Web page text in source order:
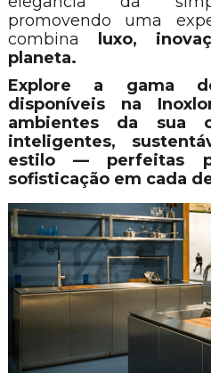
promovendo uma
combina luxo,
planeta.
Explore a gama
disponíveis na
ambientes da sua
inteligentes,
estilo — perfeitas
sofisticação em cada